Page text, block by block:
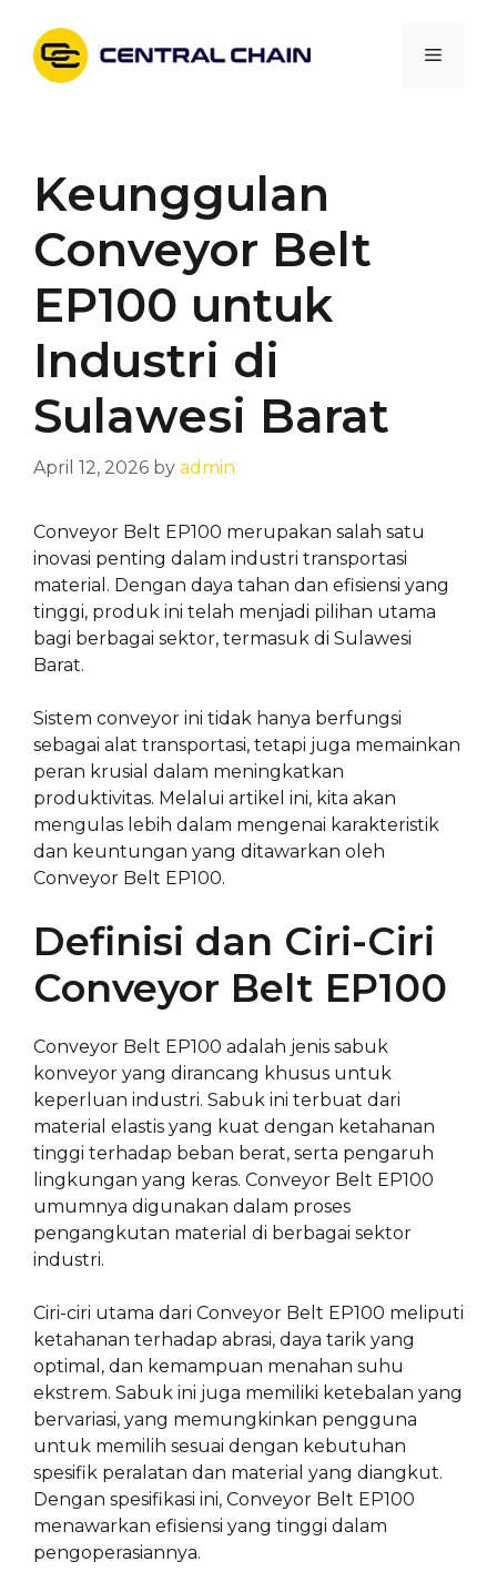
content
Menu
Keunggulan
Conveyor Belt
EP100 untuk
Industri di
Sulawesi Barat
April 12, 2026 by admin
Conveyor Belt EP100 merupakan salah satu
inovasi penting dalam industri transportasi
material. Dengan daya tahan dan efisiensi yang
tinggi, produk ini telah menjadi pilihan utama
bagi berbagai sektor, termasuk di Sulawesi
Barat.
Sistem conveyor ini tidak hanya berfungsi
sebagai alat transportasi, tetapi juga memainkan
peran krusial dalam meningkatkan
produktivitas. Melalui artikel ini, kita akan
mengulas lebih dalam mengenai karakteristik
dan keuntungan yang ditawarkan oleh
Conveyor Belt EP100.
Definisi dan Ciri-Ciri
Conveyor Belt EP100
Conveyor Belt EP100 adalah jenis sabuk
konveyor yang dirancang khusus untuk
keperluan industri. Sabuk ini terbuat dari
material elastis yang kuat dengan ketahanan
tinggi terhadap beban berat, serta pengaruh
lingkungan yang keras. Conveyor Belt EP100
umumnya digunakan dalam proses
pengangkutan material di berbagai sektor
industri.
Ciri-ciri utama dari Conveyor Belt EP100 meliputi
ketahanan terhadap abrasi, daya tarik yang
optimal, dan kemampuan menahan suhu
ekstrem. Sabuk ini juga memiliki ketebalan yang
bervariasi, yang memungkinkan pengguna
untuk memilih sesuai dengan kebutuhan
spesifik peralatan dan material yang diangkut.
Dengan spesifikasi ini, Conveyor Belt EP100
menawarkan efisiensi yang tinggi dalam
pengoperasiannya.